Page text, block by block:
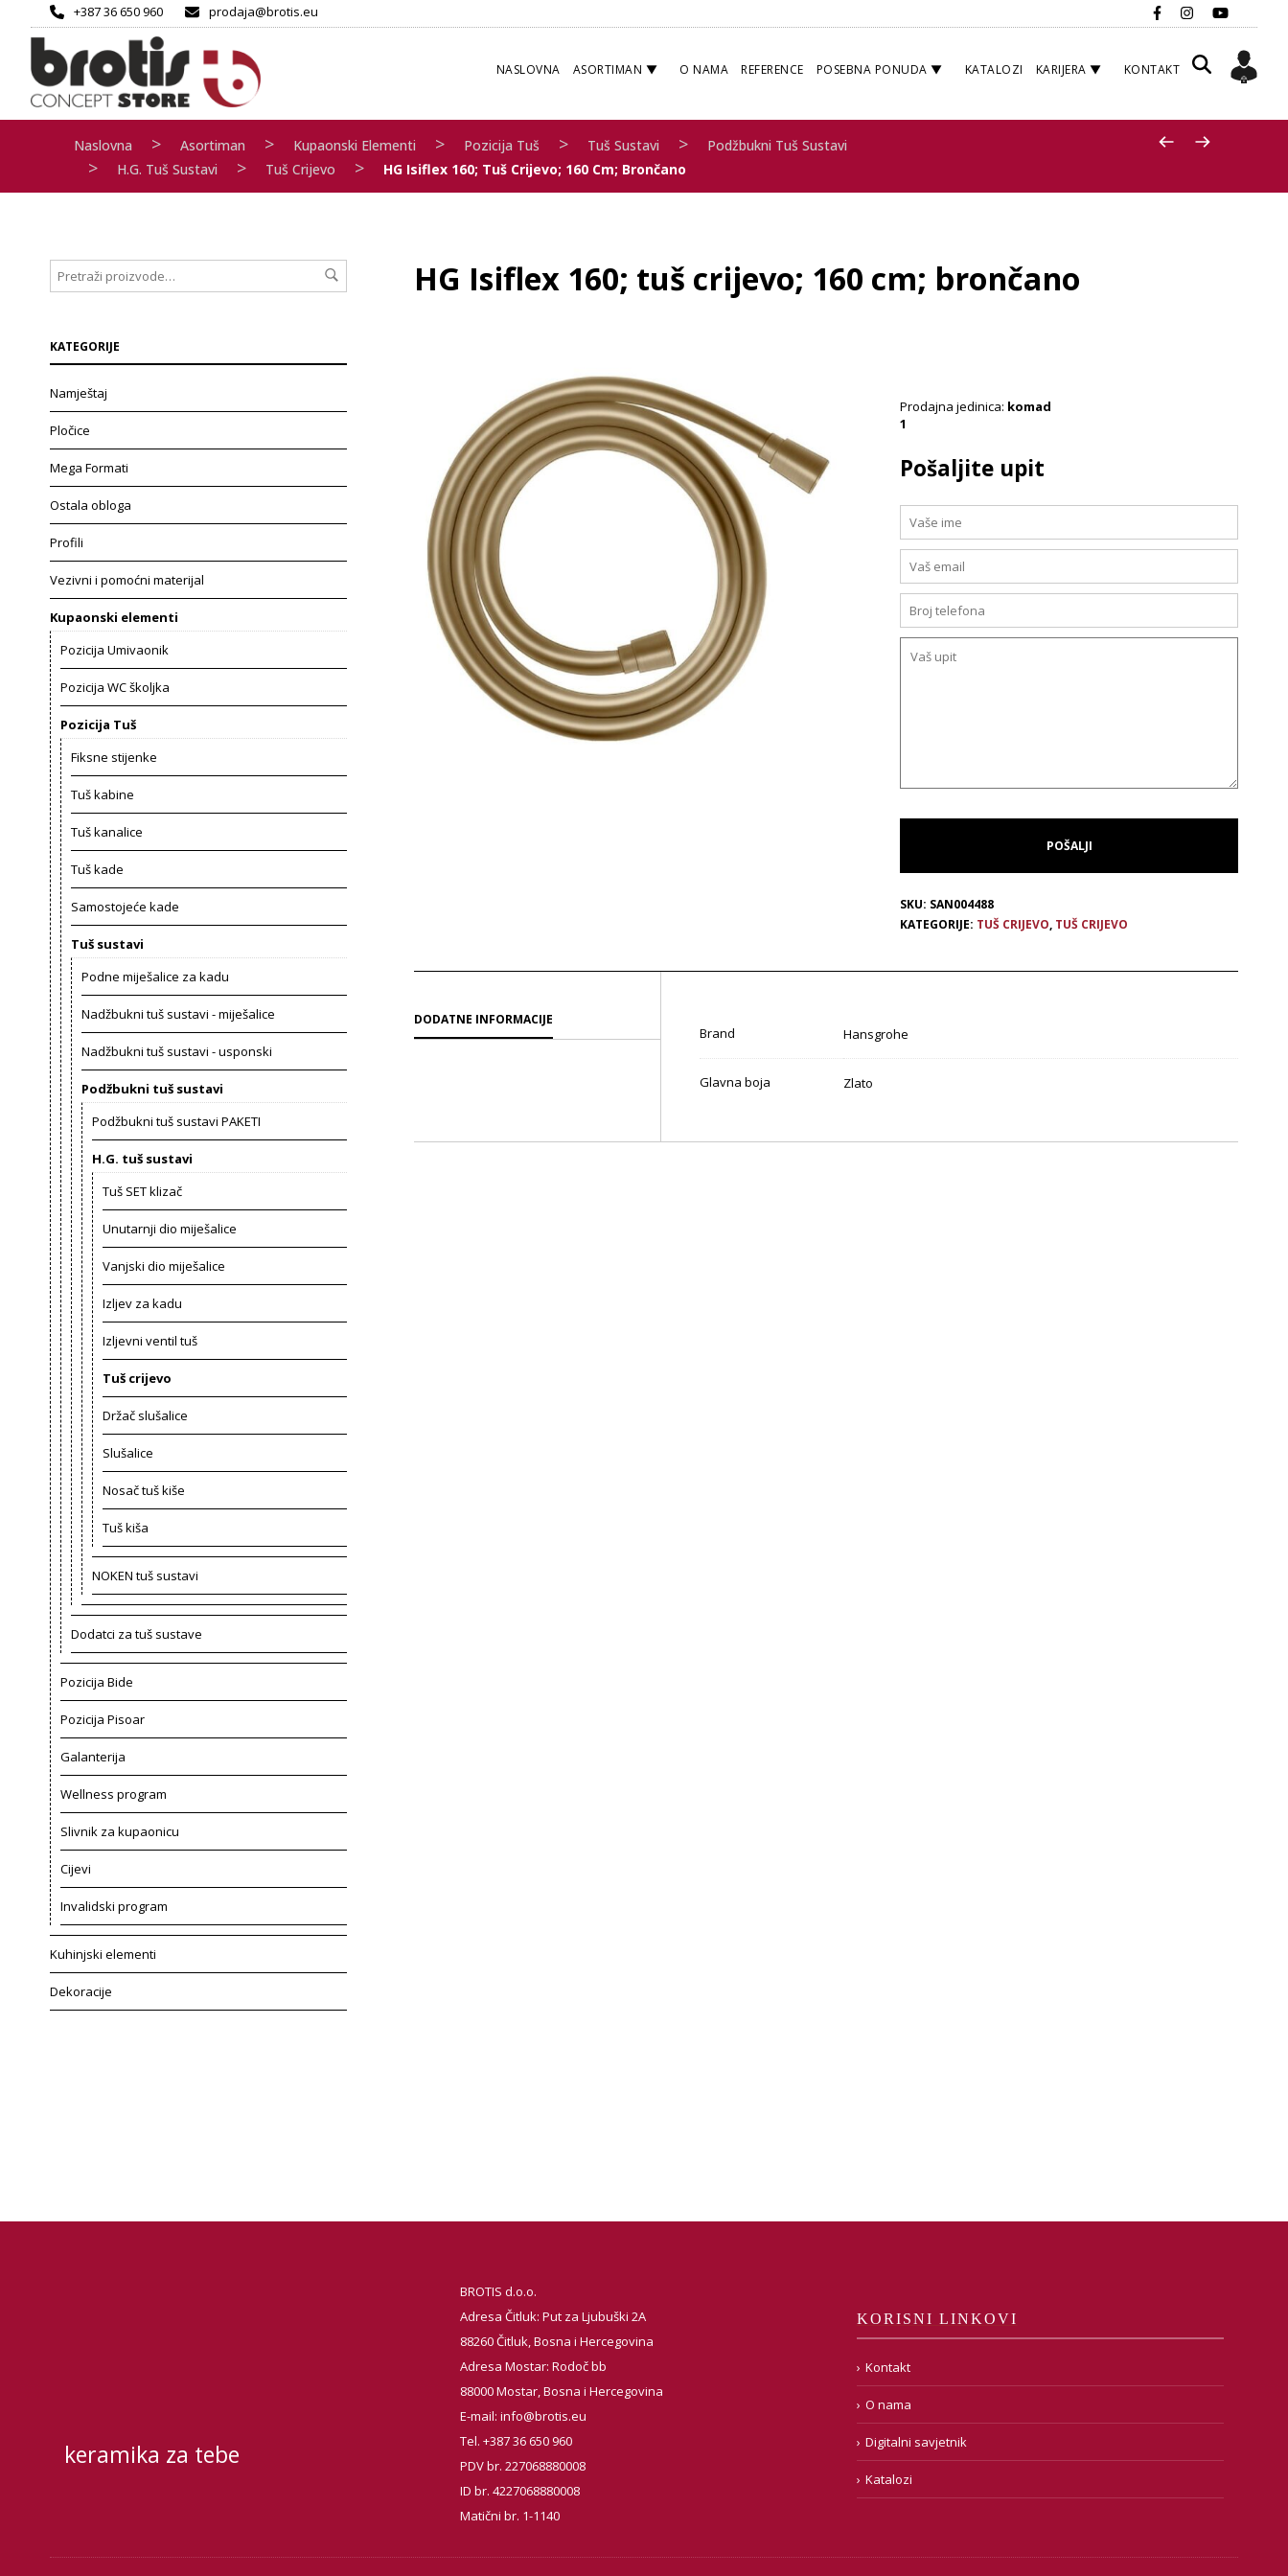
+387 36 650 960 prodaja@brotis.eu
NASLOVNA ASORTIMAN O NAMA REFERENCE POSEBNA PONUDA KATALOZI KARIJERA KONTAKT
Naslovna > Asortiman > Kupaonski Elementi > Pozicija Tuš > Tuš Sustavi > Podžbukni Tuš Sustavi
> H.G. Tuš Sustavi > Tuš Crijevo > HG Isiflex 160; Tuš Crijevo; 160 Cm; Brončano
HG Isiflex 160; tuš crijevo; 160 cm; brončano
Prodajna jedinica: komad
1
Pošaljite upit
SKU: SAN004488
KATEGORIJE: TUŠ CRIJEVO, TUŠ CRIJEVO
DODATNE INFORMACIJE
Brand Hansgrohe
Glavna boja Zlato
KATEGORIJE
Namještaj
Pločice
Mega Formati
Ostala obloga
Profili
Vezivni i pomoćni materijal
Kupaonski elementi
Pozicija Umivaonik
Pozicija WC školjka
Pozicija Tuš
Fiksne stijenke
Tuš kabine
Tuš kanalice
Tuš kade
Samostojeće kade
Tuš sustavi
Podne miješalice za kadu
Nadžbukni tuš sustavi - miješalice
Nadžbukni tuš sustavi - usponski
Podžbukni tuš sustavi
Podžbukni tuš sustavi PAKETI
H.G. tuš sustavi
Tuš SET klizač
Unutarnji dio miješalice
Vanjski dio miješalice
Izljev za kadu
Izljevni ventil tuš
Tuš crijevo
Držač slušalice
Slušalice
Nosač tuš kiše
Tuš kiša
NOKEN tuš sustavi
Dodatci za tuš sustave
Pozicija Bide
Pozicija Pisoar
Galanterija
Wellness program
Slivnik za kupaonicu
Cijevi
Invalidski program
Kuhinjski elementi
Dekoracije
keramika za tebe
BROTIS d.o.o.
Adresa Čitluk: Put za Ljubuški 2A
88260 Čitluk, Bosna i Hercegovina
Adresa Mostar: Rodoč bb
88000 Mostar, Bosna i Hercegovina
E-mail:info@brotis.eu
Tel. +387 36 650 960
PDV br. 227068880008
ID br. 4227068880008
Matični br. 1-1140
KORISNI LINKOVI
Kontakt
O nama
Digitalni savjetnik
Katalozi